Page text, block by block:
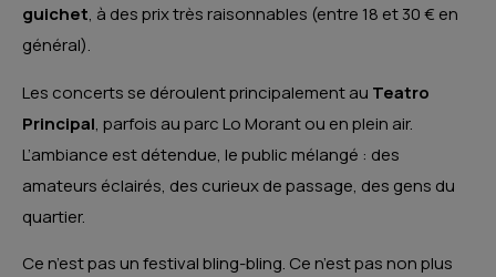
guichet, à des prix très raisonnables (entre 18 et 30 € en
général).
Les concerts se déroulent principalement au Teatro
Principal, parfois au parc Lo Morant ou en plein air.
L’ambiance est détendue, le public mélangé : des
amateurs éclairés, des curieux de passage, des gens du
quartier.
Ce n’est pas un festival bling-bling. Ce n’est pas non plus